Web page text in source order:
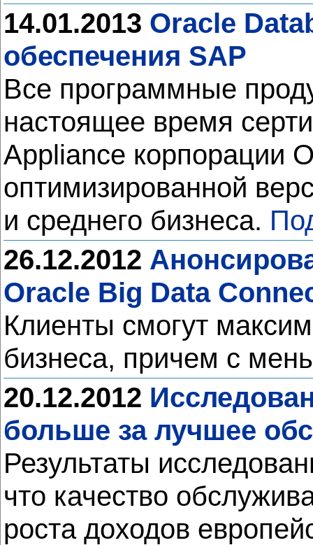
14.01.2013 Oracle
обеспечения SAP
Все программные
настоящее время
Appliance корпорации
оптимизированной
и среднего бизнеса.
26.12.2012
Oracle Big Data
Клиенты смогут
бизнеса, причем с
20.12.2012
больше за лучшее
Результаты
что качество
роста доходов